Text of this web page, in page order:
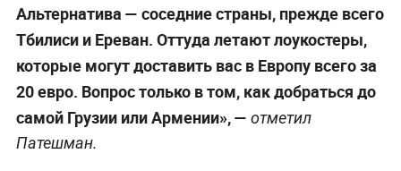
Альтернатива — соседние страны, прежде всего
Тбилиси и Ереван. Оттуда летают лоукостеры,
которые могут доставить вас в Европу всего за
20 евро. Вопрос только в том, как добраться до
самой Грузии или Армении», — отметил
Патешман.